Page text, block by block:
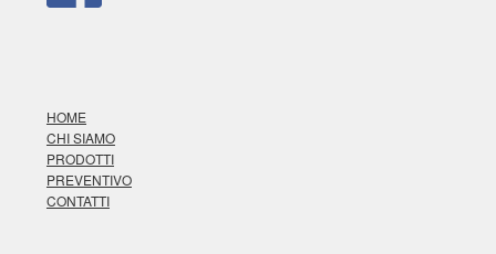
HOME
CHI SIAMO
PRODOTTI
PREVENTIVO
CONTATTI